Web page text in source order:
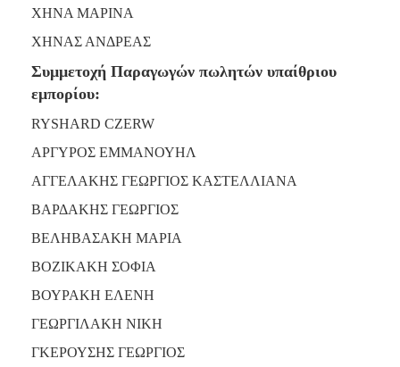
ΧΗΝΑ ΜΑΡΙΝΑ
ΧΗΝΑΣ ΑΝΔΡΕΑΣ
Συμμετοχή Παραγωγών πωλητών υπαίθριου
εμπορίου:
RYSHARD CZERW
ΑΡΓΥΡΟΣ ΕΜΜΑΝΟΥΗΛ
ΑΓΓΕΛΑΚΗΣ ΓΕΩΡΓΙΟΣ ΚΑΣΤΕΛΛΙΑΝΑ
ΒΑΡΔΑΚΗΣ ΓΕΩΡΓΙΟΣ
ΒΕΛΗΒΑΣΑΚΗ ΜΑΡΙΑ
ΒΟΖΙΚΑΚΗ ΣΟΦΙΑ
ΒΟΥΡΑΚΗ ΕΛΕΝΗ
ΓΕΩΡΓΙΛΑΚΗ ΝΙΚΗ
ΓΚΕΡΟΥΣΗΣ ΓΕΩΡΓΙΟΣ